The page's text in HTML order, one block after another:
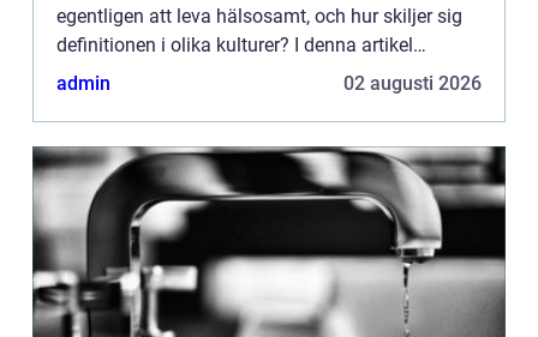
egentligen att leva hälsosamt, och hur skiljer sig
definitionen i olika kulturer? I denna artikel
kommer vi att u...
admin 02 augusti 2026